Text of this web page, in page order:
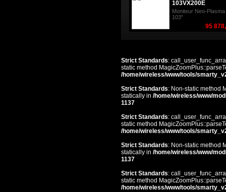
103VX200E
Moniteur Neo-
103"
95
Strict Standards:
static method
/home/wireless/www/tools/
Strict Standards: Non-static method
statically in /home/wireless/www/
1137
Strict Standards:
static method
/home/wireless/www/tools/
Strict Standards: Non-static method
statically in /home/wireless/www/
1137
Strict Standards:
static method
/home/wireless/www/tools/